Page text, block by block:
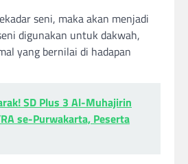
seni, maka akan menjadi
digunakan untuk dakwah,
yang bernilai di hadapan
SD Plus 3 Al-Muhajirin
se-Purwakarta, Peserta